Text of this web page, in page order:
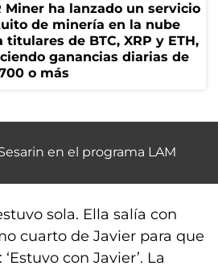
Miner ha lanzado un servicio
de minería en la nube
titulares de BTC, XRP y ETH,
ganancias diarias de
o más
en el programa LAM
sola. Ella salía con
cuarto de Javier para que
con Javier’. La